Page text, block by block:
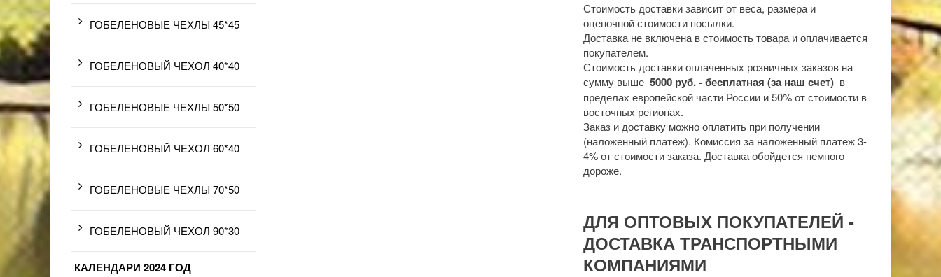
Стоимость доставки зависит от веса, размера и
оценочной стоимости посылки.
Доставка не включена в стоимость товара и оплачивается
покупателем.
Стоимость доставки оплаченных розничных заказов на
сумму выше 5000 руб. - бесплатная (за наш счет) в
пределах европейской части России и 50% от стоимости в
восточных регионах.
Заказ и доставку можно оплатить при получении
(наложенный платёж). Комиссия за наложенный платеж 3-
4% от стоимости заказа. Доставка обойдется немного
дороже.
ДЛЯ ОПТОВЫХ ПОКУПАТЕЛЕЙ -
ДОСТАВКА ТРАНСПОРТНЫМИ
КОМПАНИЯМИ
ГОБЕЛЕНОВЫЕ ЧЕХЛЫ 45*45
ГОБЕЛЕНОВЫЙ ЧЕХОЛ 40*40
ГОБЕЛЕНОВЫЕ ЧЕХЛЫ 50*50
ГОБЕЛЕНОВЫЙ ЧЕХОЛ 60*40
ГОБЕЛЕНОВЫЕ ЧЕХЛЫ 70*50
ГОБЕЛЕНОВЫЙ ЧЕХОЛ 90*30
КАЛЕНДАРИ 2024 ГОД